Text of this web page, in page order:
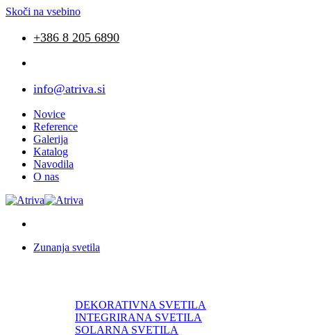
Skoči na vsebino
+386 8 205 6890
info@atriva.si
Novice
Reference
Galerija
Katalog
Navodila
O nas
Zunanja svetila
DEKORATIVNA SVETILA
INTEGRIRANA SVETILA
SOLARNA SVETILA